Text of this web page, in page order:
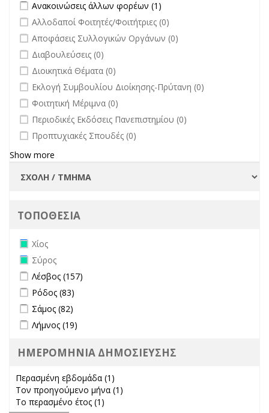
Apply Ανακοινώσεις άλλων φορέων filter
Ανακοινώσεις άλλων φορέων (1)
undefined
Αλλοδαποί Φοιτητές/Φοιτήτριες (0)
undefined
Αποφάσεις Συλλογικών Οργάνων (0)
undefined
Διαβουλεύσεις (0)
undefined
Διοικητικά Θέματα (0)
undefined
Εκλογή Συμβουλίου Διοίκησης-Πρύτανη (0)
undefined
Φοιτητική Μέριμνα (0)
undefined
Περιοδικές Εκδόσεις Πανεπιστημίου (0)
undefined
Προπτυχιακές Σπουδές (0)
Show more
ΤΟΠΟΘΕΣΙΑ
Remove Χίος filter
Χίος
Remove Σύρος filter
Σύρος
Apply Λέσβος filter
Λέσβος (157)
Apply Ρόδος filter
Ρόδος (83)
Apply Σάμος filter
Σάμος (82)
Apply Λήμνος filter
Λήμνος (19)
ΗΜΕΡΟΜΗΝΙΑ ΔΗΜΟΣΙΕΥΣΗΣ
Περασμένη εβδομάδα (1)
Τον προηγούμενο μήνα (1)
Το περασμένο έτος (1)